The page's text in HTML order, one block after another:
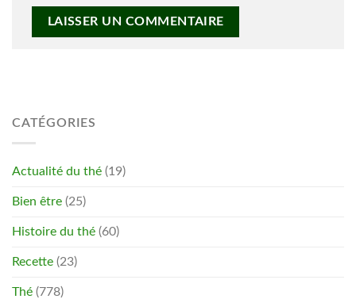
CATÉGORIES
Actualité du thé (19)
Bien être (25)
Histoire du thé (60)
Recette (23)
Thé (778)